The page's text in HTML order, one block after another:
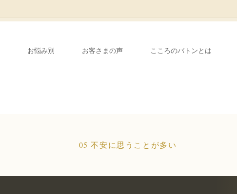
お悩み別 お客さまの声 こころのバトンとは
05 不安に思うことが多い